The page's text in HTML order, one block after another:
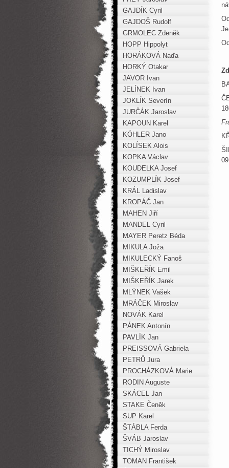
GAJDÍK Cyril
GAJDOŠ Rudolf
GRMOLEC Zdeněk
HOPP Hippolyt
HORÁKOVÁ Naďa
HORKÝ Otakar
JAVOR Ivan
JELÍNEK Ivan
JOKLÍK Severín
JURČÁK Jaroslav
KAPOUN Karel
KÖHLER Jano
KOLÍSEK Alois
KOPKA Václav
KOUDELKA Josef
KOZUMPLÍK Josef
KRÁL Ladislav
KROPÁČ Jan
MAHEN Jiří
MANDEL Cyril
MAYER Peretz Béda
MIKULA Joža
MIKULECKÝ Fanoš
MIŠKEŘÍK Emil
MIŠKEŘÍK Jarek
MLÝNEK Vašek
MRÁČEK Miroslav
NOVÁK Karel
PÁNEK Antonín
PAVLÍK Jan
PREISSOVÁ Gabriela
PETRŮ Jura
PROCHÁZKOVÁ Marie
RODIN Auguste
SKÁCEL Jan
STAKE Čeněk
SUP Karel
ŠTÁBLA Ferda
ŠVÁB Jaroslav
TICHÝ Miroslav
TOMAN František